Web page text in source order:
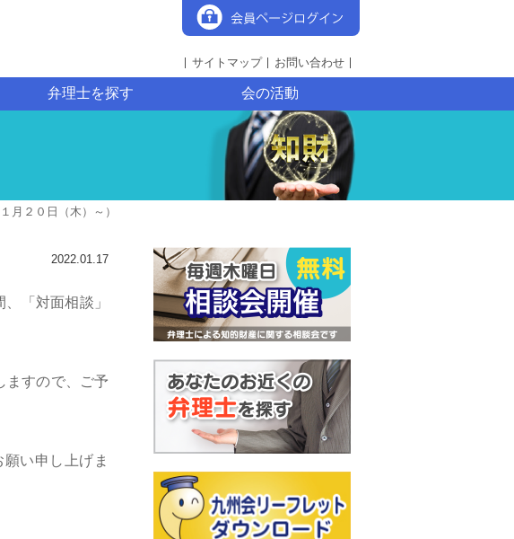
サイトマップ お問い合わせ
弁理士を探す 会の活動
月２０日（木）～）
2022.01.17
「対面相談」
ますので、ご予
い申し上げま